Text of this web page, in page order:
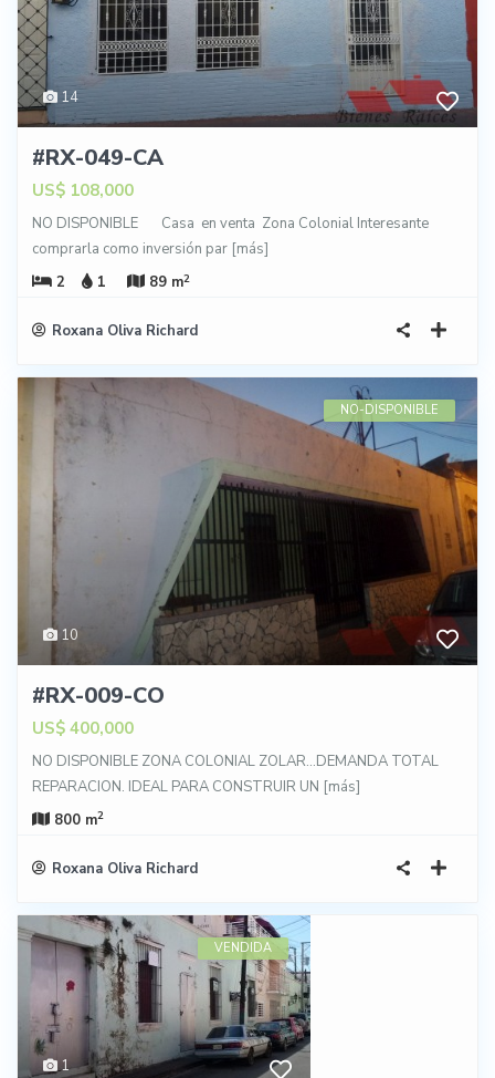
14
#RX-049-CA
US$ 108,000
NO DISPONIBLE Casa en venta Zona Colonial Interesante
comprarla como inversión par [más]
2
1 89 m2
Roxana Oliva Richard
10
NO-DISPONIBLE
#RX-009-CO
US$ 400,000
NO DISPONIBLE ZONA COLONIAL ZOLAR…DEMANDA TOTAL
REPARACION. IDEAL PARA CONSTRUIR UN [más]
800 m2
Roxana Oliva Richard
1
VENDIDA